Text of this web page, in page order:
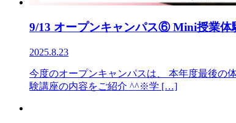
9/13 オープンキャンパス⑥ Mini授業体
2025.8.23
今度のオープンキャンパスは、 本年度最
験講座の内容をご紹介 ^^※学 […]